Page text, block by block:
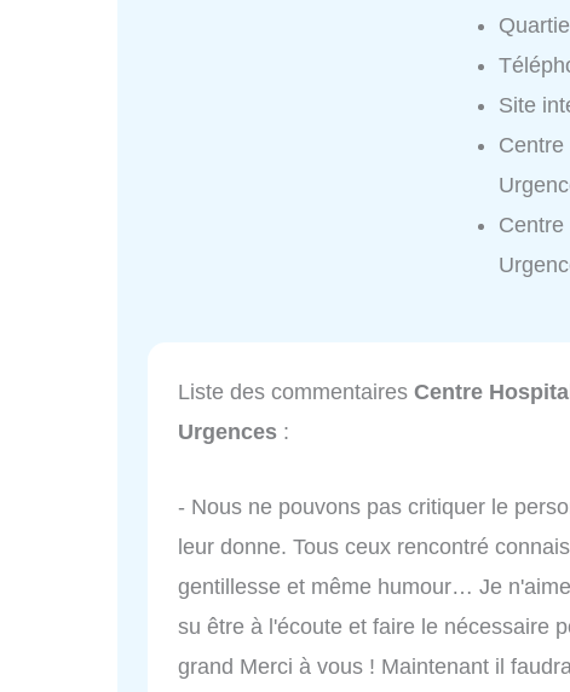
Site
Liste des commentaires Centre
Urgences :
- Nous ne pouvons pas critiquer le
leur donne. Tous ceux rencontré
gentillesse et même humour… Je
su être à l'écoute et faire le nécessaire
grand Merci à vous ! Maintenant il